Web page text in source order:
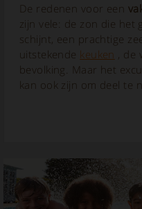
De redenen voor een
zijn vele: de zon die het
schijnt, een prachtige
uitstekende keuken
, de
bevolking. Maar het
kan ook zijn om deel te